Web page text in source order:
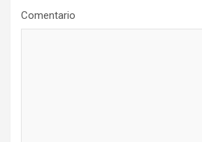
Comentario